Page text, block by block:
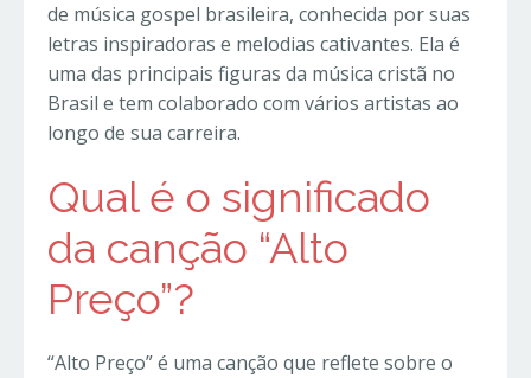
de música gospel brasileira, conhecida por suas
letras inspiradoras e melodias cativantes. Ela é
uma das principais figuras da música cristã no
Brasil e tem colaborado com vários artistas ao
longo de sua carreira.
Qual é o significado
da canção “Alto
Preço”?
“Alto Preço” é uma canção que reflete sobre o